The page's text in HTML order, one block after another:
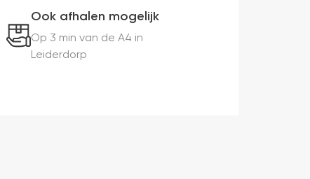
Ook afhalen mogelijk
Op 3 min van de A4 in
Leiderdorp